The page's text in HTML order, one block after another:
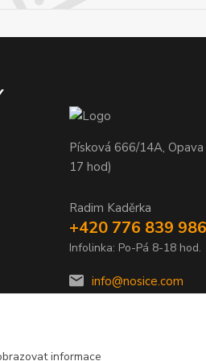
Písková 666/14A,
17 hod)
Radim Kaděrka
+420 776 839 986
Infolinka: Po-Pá 8-18 hod.
info@nosice.com
informace